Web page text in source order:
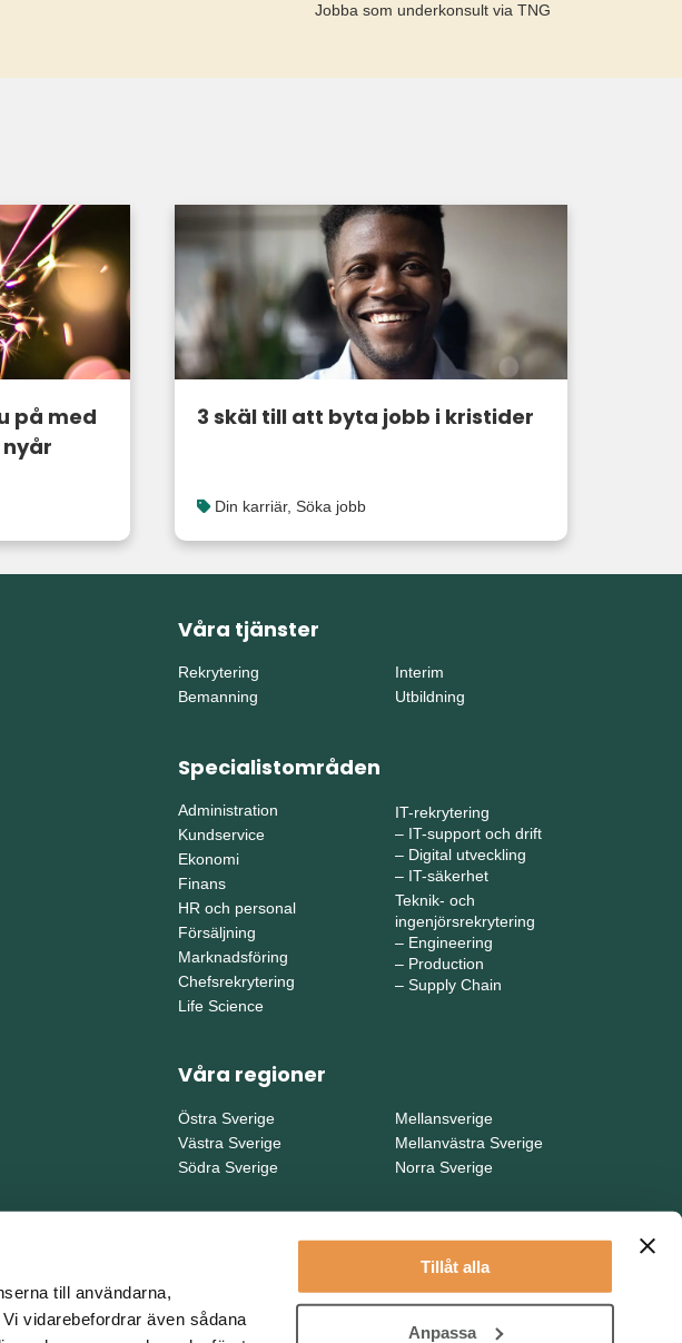
till användarna,
vidarebefordrar även sådana
Tillåt alla
Anpassa
Jobba som underkonsult via TNG
på med
3 skäl till att byta jobb i kristider
Din karriär, Söka jobb
Våra tjänster
Rekrytering
Bemanning
Interim
Utbildning
Specialistområden
Administration
Kundservice
Ekonomi
Finans
HR och personal
Försäljning
Marknadsföring
Chefsrekrytering
Life Science
IT-rekrytering
– IT-support och drift
– Digital utveckling
– IT-säkerhet
Teknik- och
ingenjörsrekrytering
– Engineering
– Production
– Supply Chain
Våra regioner
Östra Sverige
Västra Sverige
Södra Sverige
Mellansverige
Mellanvästra Sverige
Norra Sverige